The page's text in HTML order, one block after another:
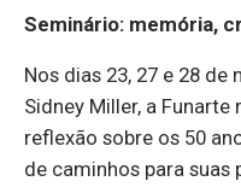
Seminário: memória,
Nos dias 23, 27 e 28 de
Sidney Miller, a
reflexão sobre os 50
de caminhos para suas